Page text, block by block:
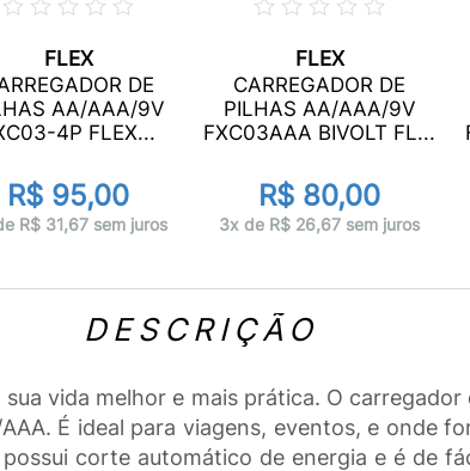
FLEX
DE
AA/AAA/9V
4P FLEX...
R$ 95,00
R$ 31,67 sem juros
FLEX
CARREGADOR DE
PILHAS AA/AAA/9V
FXC03AAA BIVOLT FL...
R$ 80,00
3x de R$ 26,67 sem juros
DESCRIÇÃO
vida melhor e mais prática. O
É ideal para viagens, eventos, e onde
corte automático de energia e é de